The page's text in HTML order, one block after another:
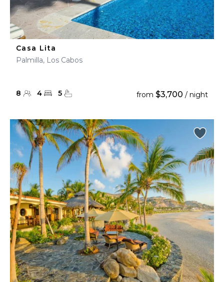
Casa Lita
Palmilla, Los Cabos
8 4 5 from $3,700 / night